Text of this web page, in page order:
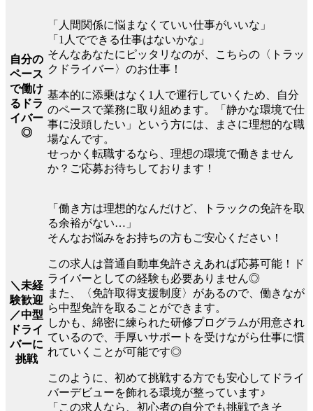
自分の
ペース
で働け
るドラ
イバー
◎
「人間関係に悩まなくていい仕事がいいな」
「1人でできる仕事はないかな」
そんなあなたにピッタリなのが、こちらの〈トラッ
クドライバー〉のお仕事！
基本的に添乗はなく1人で運行していくため、自分
のペースで業務に取り組めます。「静かな環境で仕
事に没頭したい」という方には、まさに理想的な職
場なんです。
せっかく転職するなら、理想の環境で働きません
か？ご応募お待ちしております！
＼未経
験歓迎
／中型
ドライ
バーに
挑戦
「働き方は理想的なんだけど、トラックの免許を取
る余裕がない…」
そんなお悩みをお持ちの方もご安心ください！
この求人は普通自動車免許さえあれば応募可能！ド
ライバーとしての経験も必要ありません◎
また、〈免許取得支援制度〉があるので、働きなが
ら中型免許を取ることができます。
しかも、綿密に練られた研修プログラムが用意され
ているので、手厚いサポートを受けながら仕事に慣
れていくことが可能です◎
このように、初めて挑戦する方でも安心してドライ
バーデビューを飾れる環境が整っています♪
「この求人なら、初心者の自分でも挑戦できそ